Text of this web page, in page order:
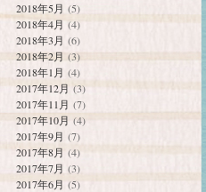
2018年5月 (5)
2018年4月(4)
2018年3月 (6)
2018年2月 (3)
2018年1月 (4)
2017年12月 (3)
2017年11月 (7)
2017年10月 (4)
2017年9月 (7)
2017年8月 (4)
2017年7月 (3)
2017年6月 (5)